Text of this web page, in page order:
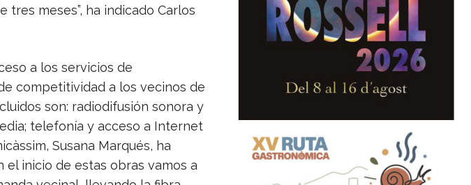
meses”, ha indicado Carlos
a los servicios de
competitividad a los vecinos de
son: radiodifusión sonora y
telefonía y acceso a Internet
Susana Marqués, ha
el inicio de estas obras vamos a